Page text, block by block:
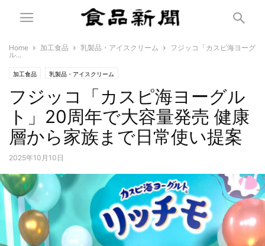
Home 加工食品 乳製品・アイスクリーム
フジッコ「カスピ海ヨーグ
ル...
加工食品 乳製品・アイスクリーム
フジッコ「カスピ海ヨーグル
ト」20周年で大容量発売 健康
層から家族まで日常使い提案
2025年10月10日